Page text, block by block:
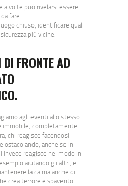
a volte può rivelarsi essere
fare.
chiuso, identificare quali
più vicine.
FRONTE AD
agli eventi allo stesso
immobile, completamente
chi reagisce facendosi
ostacolando, anche se in
invece reagisce nel modo in
aiutando gli altri, e
la calma anche di
crea terrore e spavento.